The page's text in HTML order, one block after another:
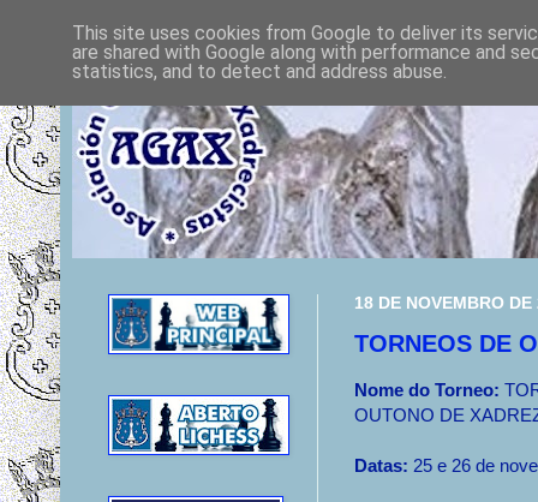
18 DE NOVEMBRO DE
TORNEOS DE
Nome do Torneo:
OUTONO DE
Datas: 25 e 26 de
This site uses cookies from Google to deliver its
are shared with Google along with performance and
statistics, and to detect and address abuse.